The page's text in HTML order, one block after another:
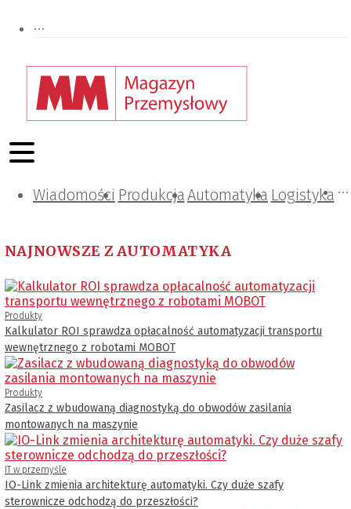
Wiadomości ProdukcjaAutomatyka Logistyka
Projektowanie i konstrukcje
Zarządzanie i IT
Tematy specjalne
NAJNOWSZE Z AUTOMATYKA
Produkty
Kalkulator ROI sprawdza opłacalność automatyzacji transportu
wewnętrznego z robotami MOBOT
Produkty
Zasilacz z wbudowaną diagnostyką do obwodów zasilania
montowanych na maszynie
IT w przemyśle
IO-Link zmienia architekturę automatyki. Czy duże szafy
sterownicze odchodzą do przeszłości?